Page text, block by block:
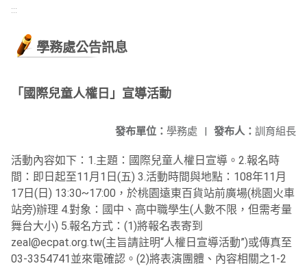
:::
學務處公告訊息
「國際兒童人權日」宣導活動
發布人： 訓育組長
發布單位： 學務處 |
活動內容如下：1.主題：國際兒童人權日宣導。2.報名時
間：即日起至11月1日(五) 3.活動時間與地點：108年11月
17日(日) 13:30~17:00，於桃園遠東百貨站前廣場(桃園火車
站旁)辦理 4.對象：國中、高中職學生(人數不限，但需考量
舞台大小) 5.報名方式：(1)將報名表寄到
zeal@ecpat.org.tw(主旨請註明“人權日宣導活動”)或傳真至
03-3354741並來電確認。(2)將表演團體、內容相關之1-2